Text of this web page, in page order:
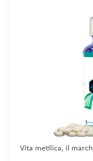
Vita metilica, il